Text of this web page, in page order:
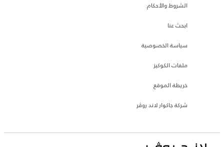
الشروط والأحكام
ابحث عنا
سياسة الخصوصية
ملفات الكوكيز
خريطة الموقع
شركة جاكوار لاند روڤر